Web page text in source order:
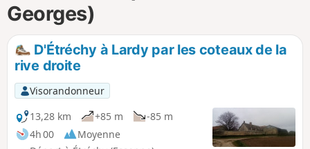
Georges)
D'Étréchy à Lardy par les coteaux de la
rive droite
Visorandonneur
13,28 km
+85 m
-85 m
4h 00
Moyenne